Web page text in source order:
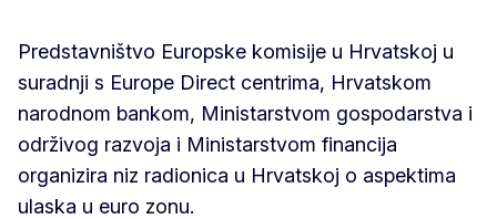
Predstavništvo Europske komisije u Hrvatskoj u
suradnji s Europe Direct centrima, Hrvatskom
narodnom bankom, Ministarstvom gospodarstva i
održivog razvoja i Ministarstvom financija
organizira niz radionica u Hrvatskoj o aspektima
ulaska u euro zonu.